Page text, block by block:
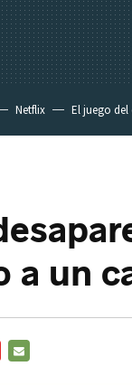
Netflix El juego
a un